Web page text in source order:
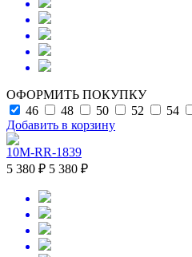
ОФОРМИТЬ ПОКУПКУ
46
48 50 52 54
Добавить в корзину
10M-RR-1839
5 380 ₽ 5 380 ₽